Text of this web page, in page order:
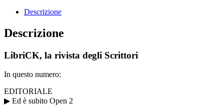
Descrizione
Descrizione
LibriCK, la rivista degli Scrittori
In questo numero:
EDITORIALE
▶ Ed è subito Open 2